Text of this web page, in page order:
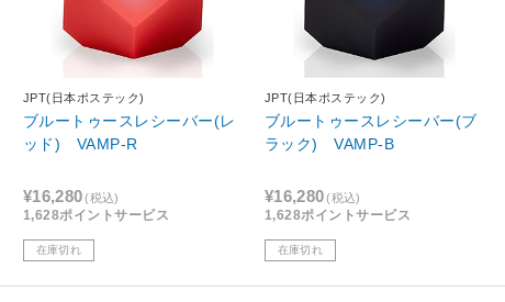
JPT(日本ポステック)
ブルートゥースレシーバー(レ
ッド) VAMP-R
¥16,280(税込)
1,628ポイントサービス
在庫切れ
JPT(日本ポステック)
ブルートゥースレシーバー(ブ
ラック) VAMP-B
¥16,280(税込)
1,628ポイントサービス
在庫切れ